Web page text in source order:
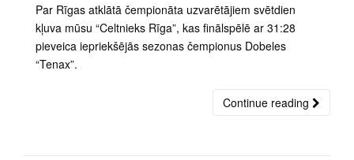
Par Rīgas atklātā čempionāta uzvarētājiem svētdien
kļuva mūsu “Celtnieks Rīga”, kas finālspēlē ar 31:28
pieveica iepriekšējās sezonas čempionus Dobeles
“Tenax”.
Continue reading